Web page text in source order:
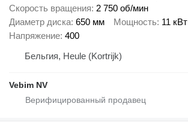
Скорость вращения 2 750 об/мин
Диаметр диска 650 мм Мощность 11 кВт
Напряжение 400
Бельгия, Heule (Kortrijk)
Vebim NV